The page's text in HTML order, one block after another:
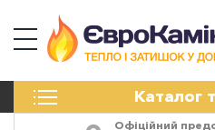
Каталог
ПЕЧІ
Офіційний